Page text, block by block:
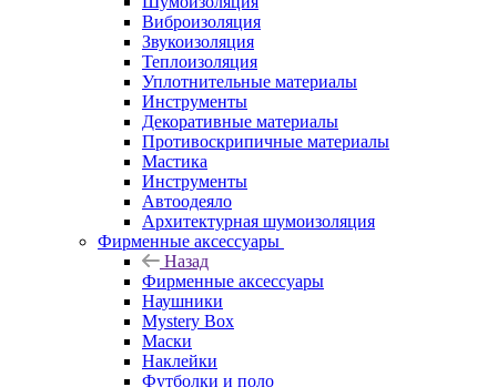
Виброизоляция
Звукоизоляция
Теплоизоляция
Уплотнительные материалы
Инструменты
Декоративные материалы
Противоскрипичные материалы
Мастика
Инструменты
Автоодеяло
Архитектурная шумоизоляция
Фирменные аксессуары
Назад
Фирменные аксессуары
Наушники
Mystery Box
Маски
Наклейки
Футболки и поло